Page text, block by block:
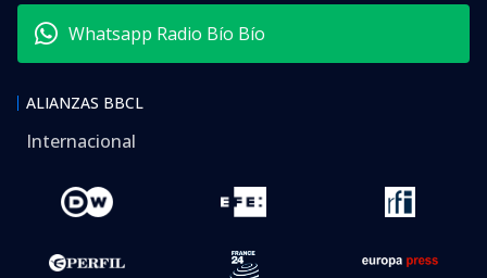
Whatsapp Radio Bío Bío
ALIANZAS BBCL
Internacional